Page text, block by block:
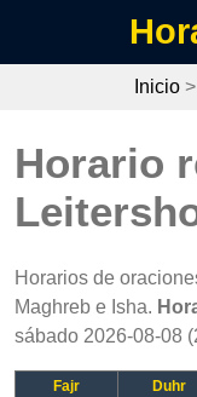
Inicio>
Horario
Horarios de
Maghreb e Isha.
sábado 2026-08-08
Fajr Duhr